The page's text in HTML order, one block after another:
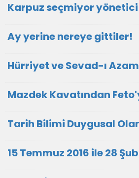
Karpuz seçmiyor
Ay yerine nereye gittiler!
Hürriyet ve Sevad-ı
Mazdek Kavatından
Tarih Bilimi Duygusal
15 Temmuz 2016 ile 28